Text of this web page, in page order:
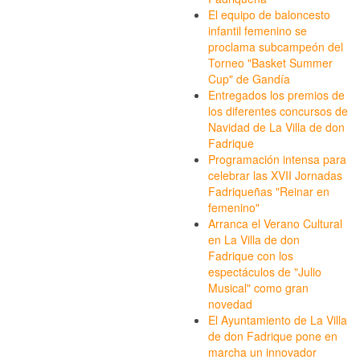
El equipo de baloncesto
infantil femenino se
proclama subcampeón del
Torneo "Basket Summer
Cup" de Gandía
Entregados los premios de
los diferentes concursos de
Navidad de La Villa de don
Fadrique
Programación intensa para
celebrar las XVII Jornadas
Fadriqueñas "Reinar en
femenino"
Arranca el Verano Cultural
en La Villa de don
Fadrique con los
espectáculos de "Julio
Musical" como gran
novedad
El Ayuntamiento de La Villa
de don Fadrique pone en
marcha un innovador